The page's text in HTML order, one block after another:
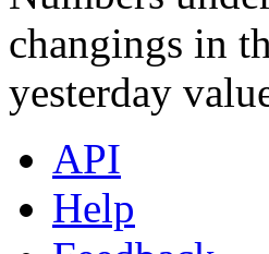
changings in
yesterday
API
Help